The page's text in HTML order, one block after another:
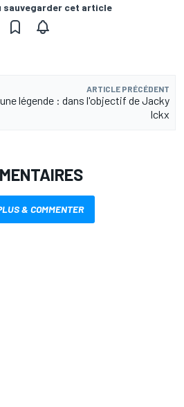
sauvegarder cet article
ARTICLE PRÉCÉDENT
légende : dans l'objectif de Jacky
Ickx
& COMMENTER